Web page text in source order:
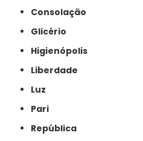
Consolação
Glicério
Higienópolis
Liberdade
Luz
Pari
República